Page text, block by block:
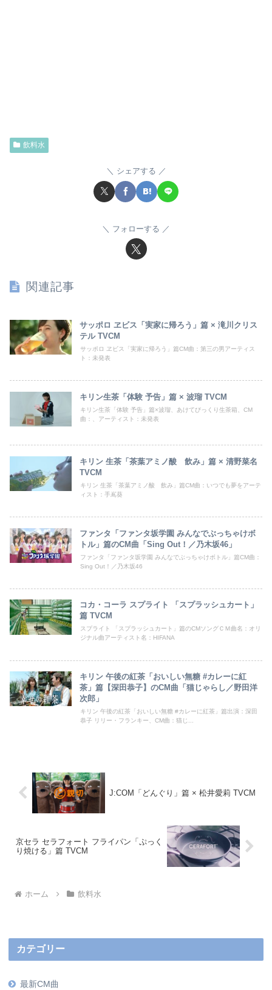
飲料水
シェアする
フォローする
関連記事
サッポロ ヱビス「実家に帰ろう」篇 × 滝川クリス
テル TVCM
サッポロ ヱビス「実家に帰ろう」篇CM曲：第三の男アーティス
ト：未発表
キリン生茶「体験 予告」篇 × 波瑠 TVCM
キリン生茶「体験 予告」篇×波瑠、あけてびっくり生茶箱、CM
曲：、アーティスト：未発表
キリン 生茶「茶葉アミノ酸 飲み」篇 × 清野菜名
TVCM
キリン 生茶「茶葉アミノ酸 飲み」篇CM曲：いつでも夢をアーテ
ィスト：手嶌葵
ファンタ「ファンタ坂学園 みんなでぶっちゃけボ
トル」篇のCM曲「Sing Out！／乃木坂46」
ファンタ「ファンタ坂学園 みんなでぶっちゃけボトル」篇CM曲：
Sing Out！／乃木坂46
コカ・コーラ スプライト 「スプラッシュカート」
篇 TVCM
スプライト 「スプラッシュカート」篇のCMソングＣＭ曲名：オリ
ジナル曲アーティスト名：HIFANA
キリン 午後の紅茶「おいしい無糖 #カレーに紅
茶」篇【深田恭子】のCM曲「猫じゃらし／野田洋
次郎」
キリン 午後の紅茶「おいしい無糖 #カレーに紅茶」篇出演：深田
恭子 リリー・フランキー、CM曲：猫じ...
J:COM「どんぐり」篇 × 松井愛莉 TVCM
京セラ セラフォート フライパン「ぷっく
り焼ける」篇 TVCM
ホーム 飲料水
カテゴリー
最新CM曲